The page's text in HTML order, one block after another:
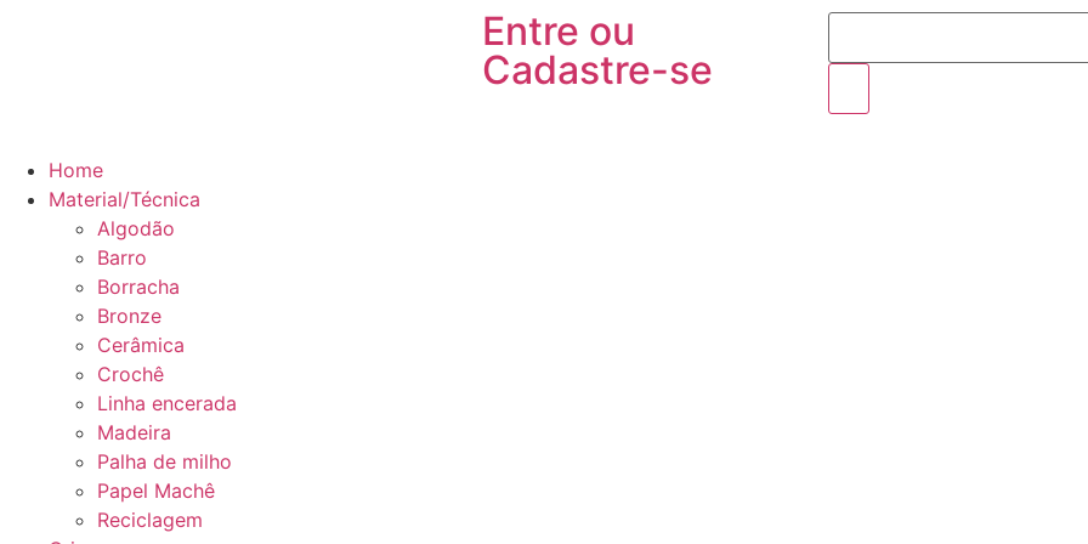
Entre ou
Cadastre-se
Home
Material/Técnica
Algodão
Barro
Borracha
Bronze
Cerâmica
Crochê
Linha encerada
Madeira
Palha de milho
Papel Machê
Reciclagem